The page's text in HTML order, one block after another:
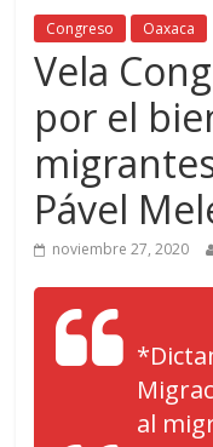
Congreso Oaxaca
Vela
por el
Pável
noviembre 27, 2020
al